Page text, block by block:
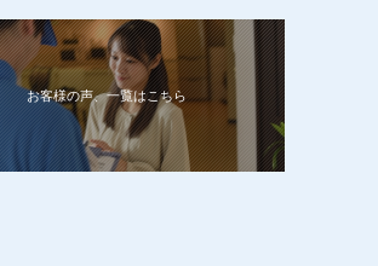
お客様の声、一覧はこちら